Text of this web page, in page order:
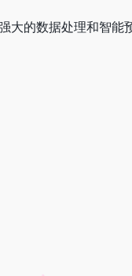
大的数据处理和智能